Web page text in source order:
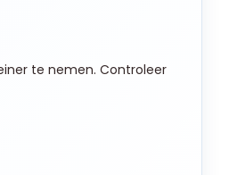
te nemen. Controleer